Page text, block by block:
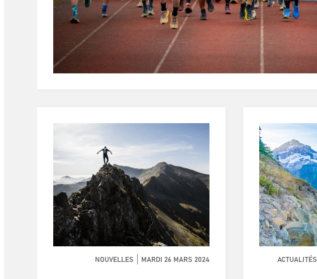
NOUVELLES MARDI 26 MARS 2024 ACTUALITÉS